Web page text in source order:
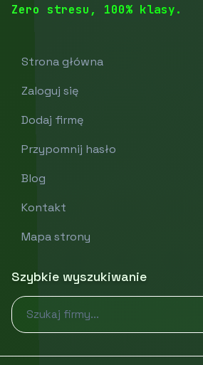
Zero stresu, 100% klasy.
Strona główna
Zaloguj się
Dodaj firmę
Przypomnij hasło
Blog
Kontakt
Mapa strony
Szybkie wyszukiwanie